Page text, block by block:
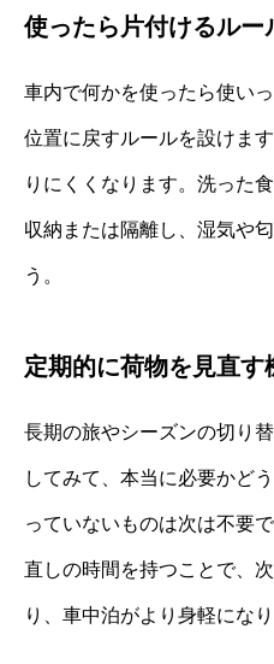
使ったら片付けるルー
車内で何かを使ったら使い
位置に戻すルールを設けま
りにくくなります。洗った
収納または隔離し、湿気や
う。
定期的に荷物を見直す
長期の旅やシーズンの切り
してみて、本当に必要かど
っていないものは次は不要
直しの時間を持つことで、
り、車中泊がより身軽になり